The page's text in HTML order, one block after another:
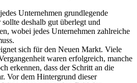
Unternehmen grundlegende
deshalb gut überlegt und
wobei jedes Unternehmen zahlreiche
sich für den Neuen Markt. Viele
waren erfolgreich, manche
erkennen, dass der Schritt an die
Vor dem Hintergrund dieser